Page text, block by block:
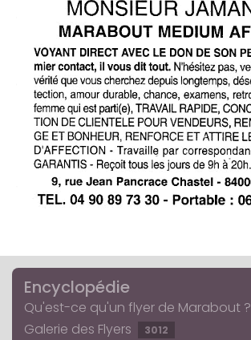
Encyclopédie
Qu'est-ce qu'un flyer de Marabout ?
Galerie des Flyers
3012